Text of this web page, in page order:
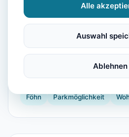
WLAN
Terrasse
Wellnessbehandlungen
Backofen
Vogelbeobachtung Golf
Föhn Parkmöglichkeit
Alle
Auswahl
Ablehnen